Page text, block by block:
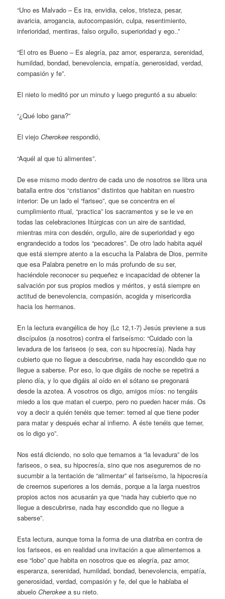
“Uno es Malvado – Es ira, envidia, celos, tristeza, pesar,
avaricia, arrogancia, autocompasión, culpa, resentimiento,
inferioridad, mentiras, falso orgullo, superioridad y ego..”
“El otro es Bueno – Es alegría, paz amor, esperanza, serenidad,
humildad, bondad, benevolencia, empatía, generosidad, verdad,
compasión y fe”.
El nieto lo meditó por un minuto y luego preguntó a su abuelo:
“¿Qué lobo gana?”
El viejoCherokee respondió,
“Aquél al que tú alimentes”.
De ese mismo modo dentro de cada uno de nosotros se libra una
batalla entre dos “cristianos” distintos que habitan en nuestro
interior: De un lado el “fariseo”, que se concentra en el
cumplimiento ritual, “practica” los sacramentos y se le ve en
todas las celebraciones litúrgicas con un aire de santidad,
mientras mira con desdén, orgullo, aire de superioridad y ego
engrandecido a todos los “pecadores”. De otro lado habita aquél
que está siempre atento a la escucha la Palabra de Dios, permite
que esa Palabra penetre en lo más profundo de su ser,
haciéndole reconocer su pequeñez e incapacidad de obtener la
salvación por sus propios medios y méritos, y está siempre en
actitud de benevolencia, compasión, acogida y misericordia
hacia los hermanos.
En la lectura evangélica de hoy (Lc 12,1-7) Jesús previene a sus
discípulos (a nosotros) contra el fariseísmo: “Cuidado con la
levadura de los fariseos (o sea, con su hipocresía). Nada hay
cubierto que no llegue a descubrirse, nada hay escondido que no
llegue a saberse. Por eso, lo que digáis de noche se repetirá a
pleno día, y lo que digáis al oído en el sótano se pregonará
desde la azotea. A vosotros os digo, amigos míos: no tengáis
miedo a los que matan el cuerpo, pero no pueden hacer más. Os
voy a decir a quién tenéis que temer: temed al que tiene poder
para matar y después echar al infierno. A éste tenéis que temer,
os lo digo yo”.
Nos está diciendo, no solo que temamos a “la levadura” de los
fariseos, o sea, su hipocresía, sino que nos aseguremos de no
sucumbir a la tentación de “alimentar” el fariseísmo, la hipocresía
de creernos superiores a los demás, porque a la larga nuestros
propios actos nos acusarán ya que “nada hay cubierto que no
llegue a descubrirse, nada hay escondido que no llegue a
saberse”.
Esta lectura, aunque toma la forma de una diatriba en contra de
los fariseos, es en realidad una invitación a que alimentemos a
ese “lobo” que habita en nosotros que es alegría, paz amor,
esperanza, serenidad, humildad, bondad, benevolencia, empatía,
generosidad, verdad, compasión y fe, del que le hablaba el
abueloCherokee a su nieto.